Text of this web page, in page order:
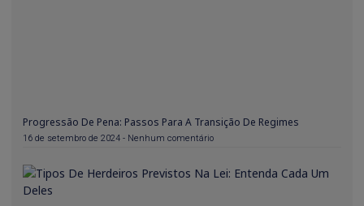
Progressão De Pena: Passos Para A Transição De Regimes
16 de setembro de 2024 Nenhum comentário